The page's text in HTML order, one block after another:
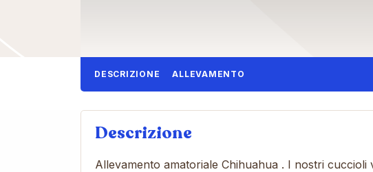
DESCRIZIONE ALLEVAMENTO
Descrizione
Allevamento amatoriale Chihuahua . I nostri